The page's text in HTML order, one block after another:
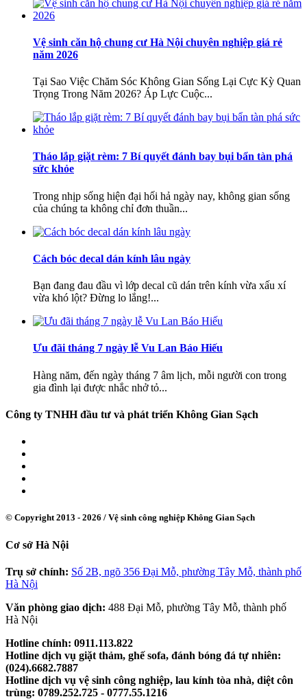
Vệ sinh căn hộ chung cư Hà Nội chuyên nghiệp giá rẻ
năm 2026
Tại Sao Việc Chăm Sóc Không Gian Sống Lại Cực Kỳ Quan
Trọng Trong Năm 2026? Áp Lực Cuộc...
Tháo lắp giặt rèm: 7 Bí quyết đánh bay bụi bẩn tàn phá
sức khỏe
Trong nhịp sống hiện đại hối hả ngày nay, không gian sống
của chúng ta không chỉ đơn thuần...
Cách bóc decal dán kính lâu ngày
Bạn đang đau đầu vì lớp decal cũ dán trên kính vừa xấu xí
vừa khó lột? Đừng lo lắng!...
Ưu đãi tháng 7 ngày lễ Vu Lan Báo Hiếu
Hàng năm, đến ngày tháng 7 âm lịch, mỗi người con trong
gia đình lại được nhắc nhở tỏ...
Công ty TNHH đầu tư và phát triển Không Gian Sạch
© Copyright 2013 - 2026 / Vệ sinh công nghiệp Không Gian Sạch
Cơ sở Hà Nội
Trụ sở chính: Số 2B, ngõ 356 Đại Mỗ, phường Tây Mỗ, thành phố
Hà Nội
Văn phòng giao dịch: 488 Đại Mỗ, phường Tây Mỗ, thành phố
Hà Nội
Hotline chính: 0911.113.822
Hotline dịch vụ giặt thảm, ghế sofa, đánh bóng đá tự nhiên:
(024).6682.7887
Hotline dịch vụ vệ sinh công nghiệp, lau kính tòa nhà, diệt côn
trùng: 0789.252.725 - 0777.55.1216